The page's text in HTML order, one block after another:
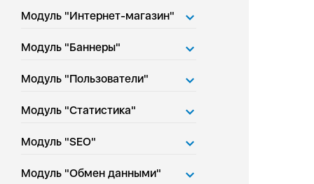
Модуль "Интернет-магазин"
Модуль "Баннеры"
Модуль "Пользователи"
Модуль "Статистика"
Модуль "SEO"
Модуль "Обмен данными"